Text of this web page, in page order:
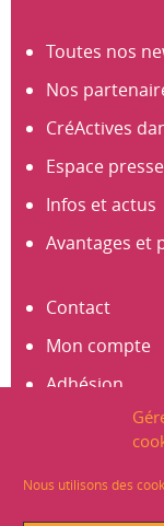
Nous utilisons des
Toutes nos
Nos
CréActives
Espace presse
Infos et actus
Avantages et
Contact
Mon compte
Adhésion
S’abonner à